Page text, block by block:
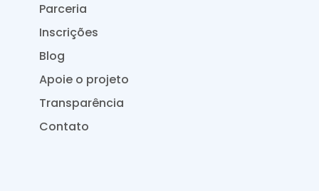
Parceria
Inscrições
Blog
Apoie o projeto
Transparência
Contato